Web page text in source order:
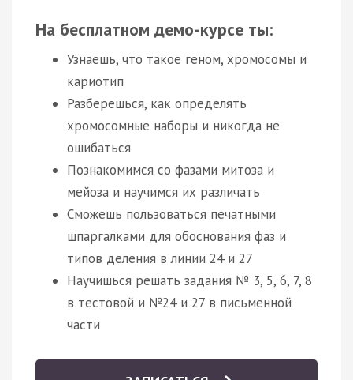
На бесплатном демо-курсе ты:
Узнаешь, что такое геном, хромосомы и
кариотип
Разберешься, как определять
хромосомные наборы и никогда не
ошибаться
Познакомимся со фазами митоза и
мейоза и научимся их различать
Сможешь пользоваться печатными
шпаргалками для обоснования фаз и
типов деления в линии 24 и 27
Научишься решать задания № 3, 5, 6, 7, 8
в тестовой и №24 и 27 в письменной
части